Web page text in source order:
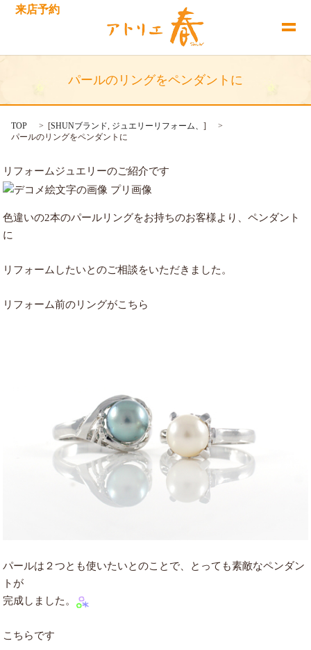
来店予約
パールのリングをペンダントに
TOP [SHUNブランド ジュエリーリフォーム、]
パールのリングをペンダントに
リフォームジュエリーのご紹介です
色違いの2本のパールリングをお持ちのお客様より、ペンダント
に
リフォームしたいとのご相談をいただきました。
リフォーム前のリングがこちら
パールは２つとも使いたいとのことで、とっても素敵なペンダン
トが
完成しました。
こちらです